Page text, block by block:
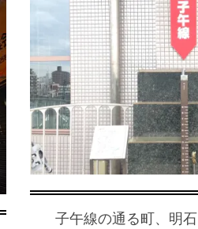
子午線の通る町、明石